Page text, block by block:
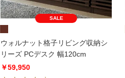
SALE
ウォルナット格子リビング収納シ
リーズ PCデスク 幅120cm
￥59,950